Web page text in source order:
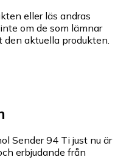
eller läs andras
om de som lämnar
aktuella produkten.
Sender 94 Ti just nu är
erbjudande från